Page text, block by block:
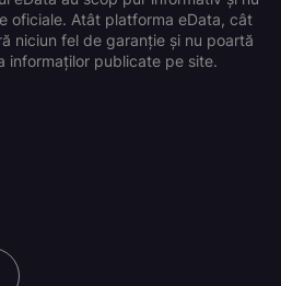
oficiale. Atât platforma eData, cât
niciun fel de garanție și nu poartă
informaților publicate pe site.